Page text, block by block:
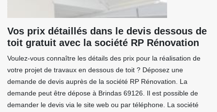
Vos prix détaillés dans le devis dessous de
toit gratuit avec la société RP Rénovation
Voulez-vous connaître les détails des prix pour la réalisation de
votre projet de travaux en dessous de toit ? Déposez une
demande de devis auprès de la société RP Rénovation. La
demande peut être dépose à Brindas 69126. Il est possible de
demander le devis via le site web ou par téléphone. La société